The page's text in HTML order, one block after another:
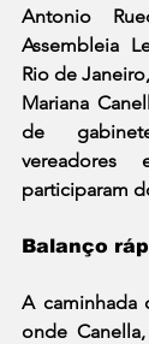
Antonio
Assembleia
Rio de
Mariana
de
vereadores
participaram
Balanço
A caminhada
onde